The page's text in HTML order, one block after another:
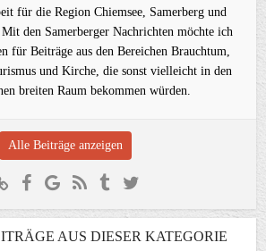
für die Region Chiemsee, Samerberg und
den Samerberger Nachrichten möchte ich
für Beiträge aus den Bereichen Brauchtum,
und Kirche, die sonst vielleicht in den
breiten Raum bekommen würden.
Alle Beiträge anzeigen
AUS DIESER KATEGORIE